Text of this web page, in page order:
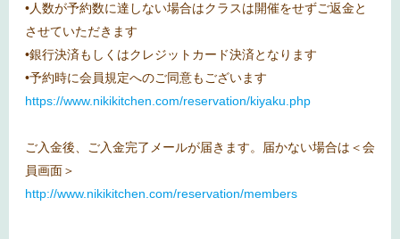
•人数が予約数に達しない場合はクラスは開催をせずご返金と
させていただきます
•銀行決済もしくはクレジットカード決済となります
•予約時に会員規定へのご同意もございます
https://www.nikikitchen.com/reservation/kiyaku.php
ご入金後、ご入金完了メールが届きます。届かない場合は＜会
員画面＞
http://www.nikikitchen.com/reservation/members